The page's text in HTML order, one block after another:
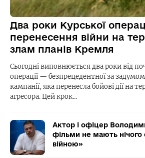
Два роки Курської
перенесення війни на
злам планів Кремля
Сьогодні виповнюється два роки від
операції — безпрецедентної за
кампанії, яка перенесла бойові дії на
агресора. Цей крок…
Актор і офіцер
фільми не мають нічого
війною»